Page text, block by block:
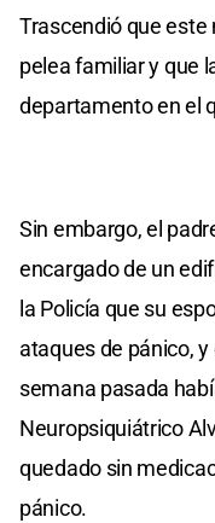
Trascendió que este
pelea familiar y que
departamento en el
Sin embargo, el
encargado de un
la Policía que su
ataques de pánico,
semana pasada
Neuropsiquiátrico
quedado sin
pánico.